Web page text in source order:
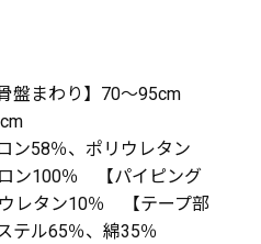
盤まわり】70～95cm
ン58％、ポリウレタン
ン100％ 【パイピング
レタン10％ 【テープ部
テル65％、綿35％